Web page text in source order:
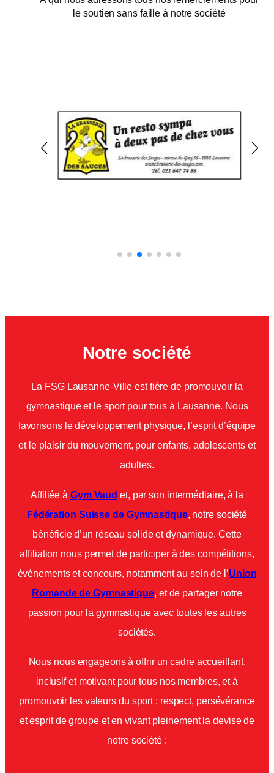
le soutien sans faille à notre société
Notre société
La FSG Lausanne-Ville est fière de promouvoir la
gymnastique et le sport pour tous à Lausanne. Nous
favorisons le développement physique, l’esprit d’équipe
et le plaisir du mouvement, pour enfants, adolescents et
adultes.
Affiliée à Gym Vaud et, par son intermédiaire, à la
Fédération Suisse de Gymnastique, notre société
bénéficie d’un réseau solide et dynamique. Cette
affiliation nous permet de participer à des compétitions,
événements et concours, notamment au sein de l’Union
Romande de Gymnastique , et de partager notre
passion pour la gymnastique avec toutes les autres
sociétés.
Nous nous engageons à offrir un cadre accueillant,
inclusif et motivant pour tous nos membres, et à
promouvoir les valeurs du sport : respect, persévérance
et esprit de groupe et en vivant pleinement la devise de
notre société :